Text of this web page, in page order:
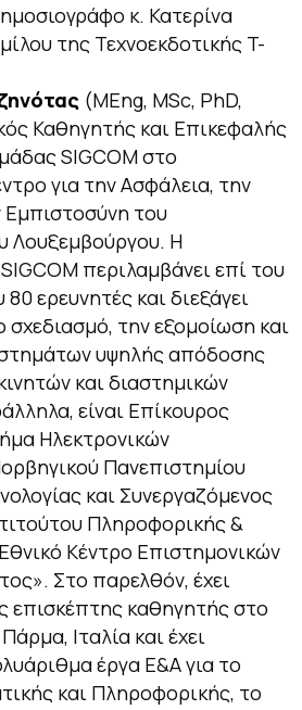
κ. Κατερίνα
της Τεχνοεκδοτικής T-
(MEng, MSc, PhD,
Καθηγητής και Επικεφαλής
SIGCOM στο
για την Ασφάλεια, την
Εμπιστοσύνη του
Λουξεμβούργου. Η
περιλαμβάνει επί του
ερευνητές και διεξάγει
σχεδιασμό, την εξομοίωση και
υψηλής απόδοσης
και διαστημικών
είναι Επίκουρος
Ηλεκτρονικών
Πανεπιστημίου
και Συνεργαζόμενος
Πληροφορικής &
Κέντρο Επιστημονικών
Στο παρελθόν, έχει
επισκέπτης καθηγητής στο
Ιταλία και έχει
έργα Ε&Α για το
και Πληροφορικής, το